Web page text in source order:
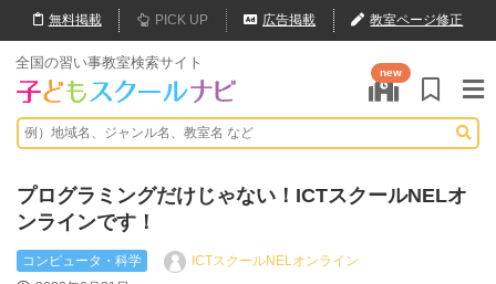
無料掲載 PICK UP 広告掲載 教室ページ修正
全国の習い事教室検索サイト
new
プログラミングだけじゃない！ICTスクールNELオ
ンラインです！
コンピュータ・科学
ICTスクールNELオンライン